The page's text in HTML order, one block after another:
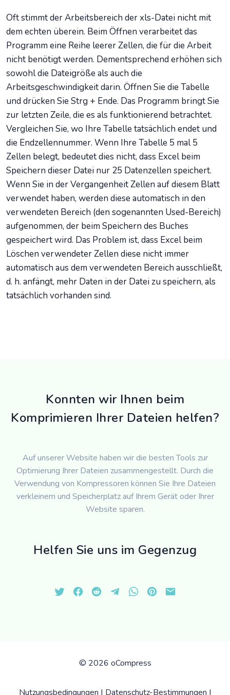
Oft stimmt der Arbeitsbereich der xls-Datei nicht mit
dem echten überein. Beim Öffnen verarbeitet das
Programm eine Reihe leerer Zellen, die für die Arbeit
nicht benötigt werden. Dementsprechend erhöhen sich
sowohl die Dateigröße als auch die
Arbeitsgeschwindigkeit darin. Öffnen Sie die Tabelle
und drücken Sie Strg + Ende. Das Programm bringt Sie
zur letzten Zeile, die es als funktionierend betrachtet.
Vergleichen Sie, wo Ihre Tabelle tatsächlich endet und
die Endzellennummer. Wenn Ihre Tabelle 5 mal 5
Zellen belegt, bedeutet dies nicht, dass Excel beim
Speichern dieser Datei nur 25 Datenzellen speichert.
Wenn Sie in der Vergangenheit Zellen auf diesem Blatt
verwendet haben, werden diese automatisch in den
verwendeten Bereich (den sogenannten Used-Bereich)
aufgenommen, der beim Speichern des Buches
gespeichert wird. Das Problem ist, dass Excel beim
Löschen verwendeter Zellen diese nicht immer
automatisch aus dem verwendeten Bereich ausschließt,
d. h. anfängt, mehr Daten in der Datei zu speichern, als
tatsächlich vorhanden sind.
Konnten wir Ihnen beim
Komprimieren Ihrer Dateien helfen?
Auf unserer Website haben wir die besten Tools zur
Optimierung Ihrer Dateien zusammengestellt. Durch die
Verwendung von Kompressoren können Sie Ihre Dateien
verkleinern und Speicherplatz auf Ihrem Gerät oder Ihrer
Website sparen.
Helfen Sie uns im Gegenzug
© 2026 oCompress
Nutzungsbedingungen | Datenschutz-Bestimmungen |